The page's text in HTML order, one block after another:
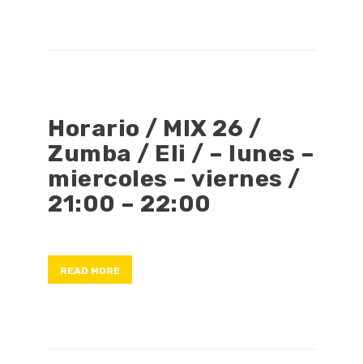
Horario / MIX 26 /
Zumba / Eli / – lunes –
miercoles – viernes /
21:00 – 22:00
READ MORE